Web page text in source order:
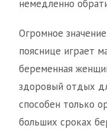
немедленно
Огромное
пояснице играет
беременная
здоровый отдых
способен только
больших сроках